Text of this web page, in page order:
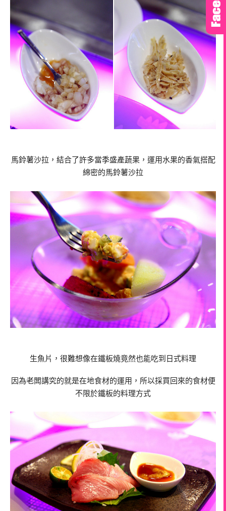
馬鈴薯沙拉，結合了許多當季盛產蔬果，運用水果的香氣搭配
綿密的馬鈴薯沙拉
生魚片，很難想像在鐵板燒竟然也能吃到日式料理
因為老闆講究的就是在地食材的運用，所以採買回來的食材便
不限於鐵板的料理方式